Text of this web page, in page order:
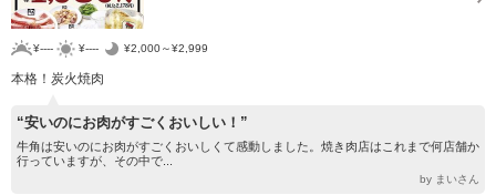
¥---- ¥---- ¥2,000～¥2,999
本格！炭火焼肉
“安いのにお肉がすごくおいしい！”
牛角は安いのにお肉がすごくおいしくて感動しました。焼き肉店はこれまで何店舗か
行っていますが、その中で...
by まいさん